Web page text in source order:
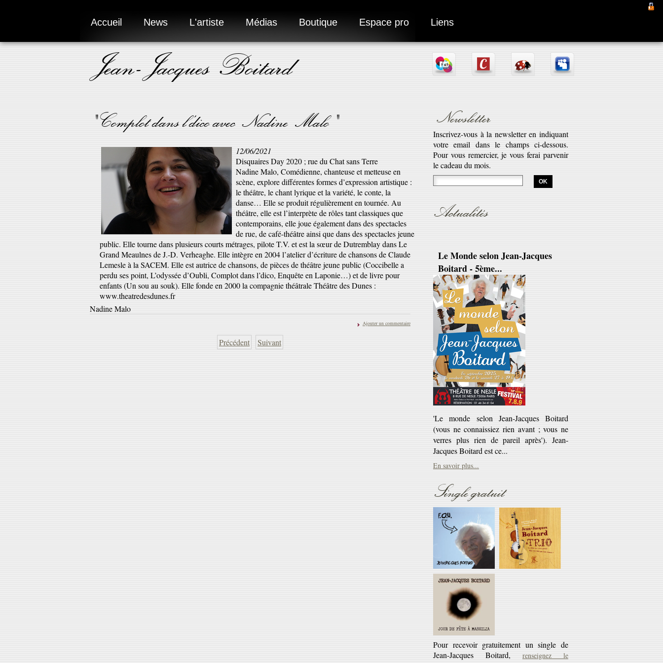
Accueil News L'artiste Médias Boutique Espace pro Liens
Jean-Jacques Boitard
" Complot dans l'dico avec Nadine Malo"
12/06/2021
Disquaires Day 2020 ; rue du Chat sans Terre
Nadine Malo, Comédienne, chanteuse et metteuse en
scène, explore différentes formes d’expression artistique :
le théâtre, le chant lyrique et la variété, le conte, la
danse… Elle se produit régulièrement en tournée. Au
théâtre, elle est l’interprète de rôles tant classiques que
contemporains, elle joue également dans des spectacles
de rue, de café-théâtre ainsi que dans des spectacles jeune
public. Elle tourne dans plusieurs courts métrages, pilote T.V. et est la sœur de Dutremblay dans Le
Grand Meaulnes de J.-D. Verheaghe. Elle intègre en 2004 l’atelier d’écriture de chansons de Claude
Lemesle à la SACEM. Elle est autrice de chansons, de pièces de théâtre jeune public (Coccibelle a
perdu ses point, L’odyssée d’Oubli, Complot dans l’dico, Enquête en Laponie…) et de livre pour
enfants (Un sou au souk). Elle fonde en 2000 la compagnie théâtrale Théâtre des Dunes :
www.theatredesdunes.fr
Nadine Malo
Ajouter un commentaire
Précédent Suivant
Newsletter
Inscrivez-vous à la newsletter en indiquant
votre email dans le champs ci-dessous.
Pour vous remercier, je vous ferai parvenir
le cadeau du mois.
Actualités
Adaptation d’une pièce radiophonique de
Robert Desnos illustrant la véritable saga
qu’est l’histoire de Fantômas. Cette série...
Boitard - 5ème...
'Le monde selon Jean-Jacques Boitard
verres plus rien de pareil après'). Jean-
Jacques Boitard est ce...
En savoir plus...
Réédition
Rééditions CD des cassettes les Cahiers du
Garlaban - 10€ + 45 tours offert
En savoir plus...
Single gratuit
Pour recevoir gratuitement un single de
Jean-Jacques Boitard, renseignez le